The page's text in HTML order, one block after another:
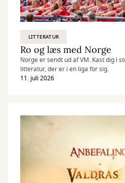
LITTERATUR
Ro og læs med Norge
Norge er sendt ud af VM. Kast dig i
litteratur, der er i en liga for sig.
11. juli 2026